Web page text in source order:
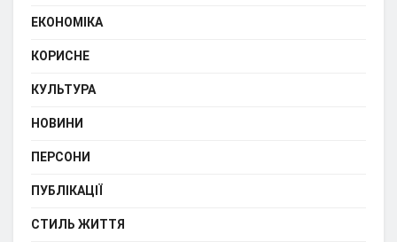
ЕКОНОМІКА
КОРИСНЕ
КУЛЬТУРА
НОВИНИ
ПЕРСОНИ
ПУБЛІКАЦІЇ
СТИЛЬ ЖИТТЯ